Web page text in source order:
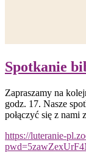
Spotkanie
Zapraszamy na
godz. 17. Nasze
połączyć się z nami
https://luteranie-